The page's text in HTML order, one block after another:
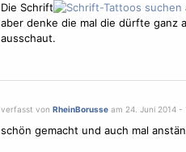
Die Schrift
aber denke die mal die dürfte ganz
ausschaut.
verfasst von RheinBorusseam 24. Juni 2014 -
schön gemacht und auch mal